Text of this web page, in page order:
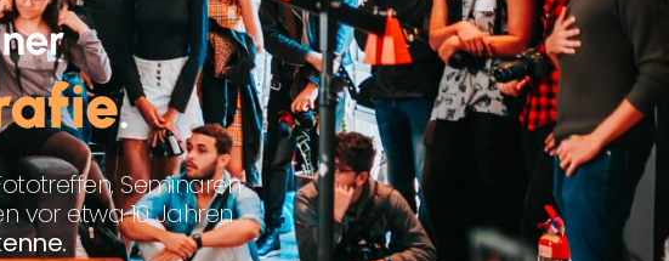
Seminaren
vor etwa 10 Jahren